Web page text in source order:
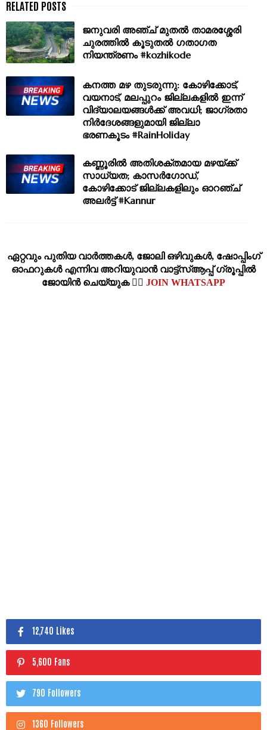
ജനുവരി അഞ്ച് മുതൽ താമരശ്ശേരി
ചുരത്തിൽ കൂടുതൽ ഗതാഗത
നിയന്ത്രണം #kozhikode
കനത്ത മഴ തുടരുന്നു: കോഴിക്കോട്,
വയനാട്, മലപ്പുറം ജില്ലകളിൽ ഇന്ന്
വിദ്യാലയങ്ങൾക്ക് അവധി; ജാഗ്രതാ
നിർദേശങ്ങളുമായി ജില്ലാ
ഭരണകൂടം #RainHoliday
കണ്ണൂരിൽ അതിശക്തമായ മഴയ്ക്ക്
സാധ്യത; കാസർഗോഡ്,
കോഴിക്കോട് ജില്ലകളിലും ഓറഞ്ച്
അലർട്ട് #Kannur
ഏറ്റവും പുതിയ വാര്‍ത്തകള്‍, ജോലി ഒഴിവുകള്‍, ഷോപ്പിംഗ്‌
ഓഫറുകള്‍ എന്നിവ അറിയുവാന്‍ വാട്ട്സ്ആപ്പ് ഗ്രൂപ്പില്‍
ജോയിന്‍ ചെയ്യുക 👉🏽 JOIN WHATSAPP
12,740 Likes
5,600 Fans
790 Followers
1360 Followers